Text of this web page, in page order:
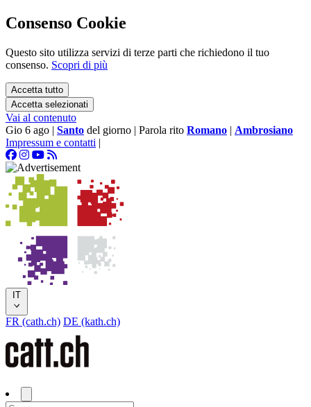
Consenso Cookie
Questo sito utilizza servizi di terze parti che richiedono il tuo
consenso. Scopri di più
Accetta tutto
Accetta selezionati
Vai al contenuto
Gio 6 ago | Santo del giorno | Parola rito Romano | Ambrosiano
Impressum e contatti |
IT
FR (cath.ch) DE (kath.ch)